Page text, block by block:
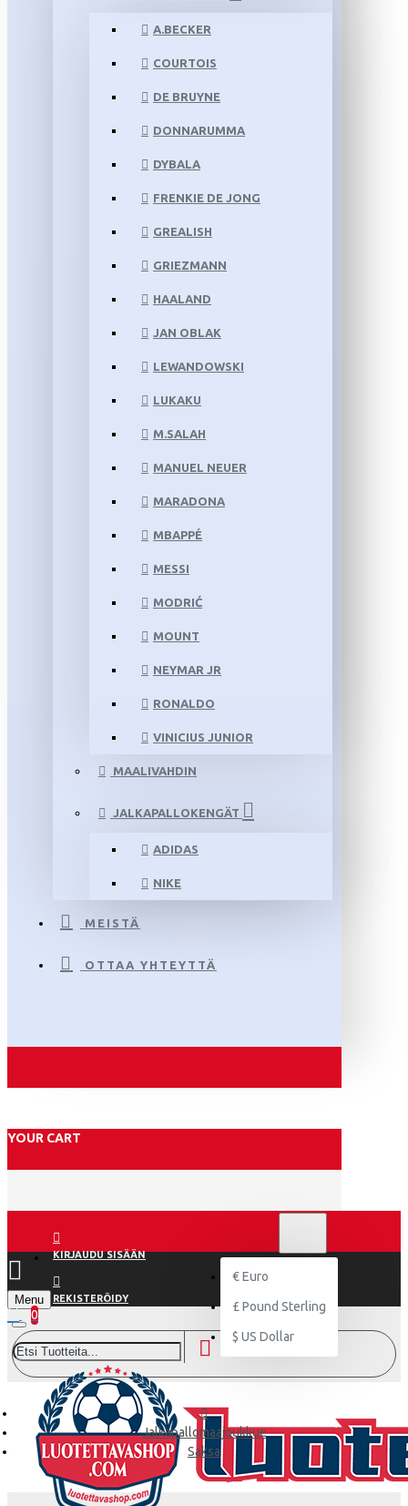
A.BECKER
COURTOIS
DE BRUYNE
DONNARUMMA
DYBALA
FRENKIE DE JONG
GREALISH
GRIEZMANN
HAALAND
JAN OBLAK
LEWANDOWSKI
LUKAKU
M.SALAH
MANUEL NEUER
MARADONA
MBAPPÉ
MESSI
MODRIĆ
MOUNT
NEYMAR JR
RONALDO
VINICIUS JUNIOR
MAALIVAHDIN
JALKAPALLOKENGÄT
ADIDAS
NIKE
MEISTÄ
OTTAA YHTEYTTÄ
YOUR CART
KIRJAUDU SISÄÄN
REKISTERÖIDY
€ Euro
£ Pound Sterling
$ US Dollar
Menu
0
Jalkapallomaajoukkue
Saksa